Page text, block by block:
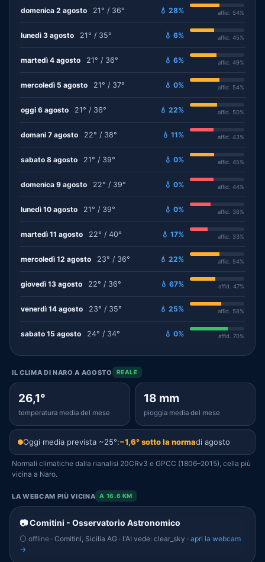
domenica 2 agosto 21° / 36° 💧 28% affid. 54%
lunedì 3 agosto 21° / 35° 💧 6% affid. 45%
martedì 4 agosto 21° / 36° 💧 6% affid. 49%
mercoledì 5 agosto 21° / 37° 💧 0% affid. 54%
oggi 6 agosto 21° / 36° 💧 22% affid. 50%
domani 7 agosto 22° / 38° 💧 11% affid. 43%
sabato 8 agosto 21° / 39° 💧 0% affid. 45%
domenica 9 agosto 22° / 39° 💧 0% affid. 44%
lunedì 10 agosto 21° / 39° 💧 0% affid. 38%
martedì 11 agosto 22° / 40° 💧 17% affid. 33%
mercoledì 12 agosto 23° / 36° 💧 22% affid. 54%
giovedì 13 agosto 22° / 36° 💧 67% affid. 47%
venerdì 14 agosto 23° / 35° 💧 25% affid. 58%
sabato 15 agosto 24° / 34° 💧 0% affid. 70%
IL CLIMA DI NARO A AGOSTO REALE
26,1°
temperatura media del mese
18 mm
pioggia media del mese
Oggi media prevista ~25°:−1,6° sotto la normadi agosto
Normali climatiche dalla rianalisi 20CRv3 e GPCC (1806–2015), cella più
vicina a Naro.
LA WEBCAM PIÙ VICINA A 16.6 KM
📷 Comitini - Osservatorio Astronomico
⚪ offline · Comitini, Sicilia AG · l'AI vede: clear_sky · apri la webcam
→